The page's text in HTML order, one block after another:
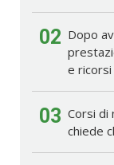
02 Dopo
e
03 Corsi di
chiede